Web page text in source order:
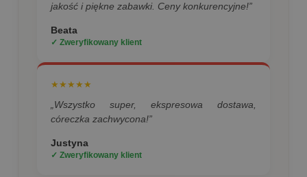
jakość i piękne zabawki. Ceny konkurencyjne!”
Beata
✓ Zweryfikowany klient
★★★★★
„Wszystko super, ekspresowa dostawa,
córeczka zachwycona!”
Justyna
✓ Zweryfikowany klient